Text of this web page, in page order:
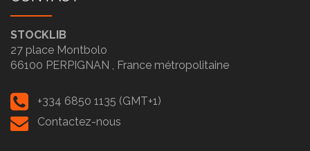
STOCKLIB
27 place Montbolo
66100 PERPIGNAN , France métropolitaine
+334 6850 1135 (GMT+1)
Contactez-nous